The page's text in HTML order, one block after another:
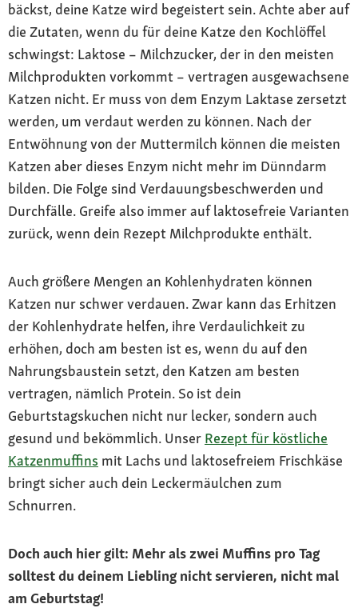
bäckst, deine Katze wird begeistert sein. Achte aber auf
die Zutaten, wenn du für deine Katze den Kochlöffel
schwingst: Laktose – Milchzucker, der in den meisten
Milchprodukten vorkommt – vertragen ausgewachsene
Katzen nicht. Er muss von dem Enzym Laktase zersetzt
werden, um verdaut werden zu können. Nach der
Entwöhnung von der Muttermilch können die meisten
Katzen aber dieses Enzym nicht mehr im Dünndarm
bilden. Die Folge sind Verdauungsbeschwerden und
Durchfälle. Greife also immer auf laktosefreie Varianten
zurück, wenn dein Rezept Milchprodukte enthält.
Auch größere Mengen an Kohlenhydraten können
Katzen nur schwer verdauen. Zwar kann das Erhitzen
der Kohlenhydrate helfen, ihre Verdaulichkeit zu
erhöhen, doch am besten ist es, wenn du auf den
Nahrungsbaustein setzt, den Katzen am besten
vertragen, nämlich Protein. So ist dein
Geburtstagskuchen nicht nur lecker, sondern auch
gesund und bekömmlich. Unser Rezept für köstliche
Katzenmuffins mit Lachs und laktosefreiem Frischkäse
bringt sicher auch dein Leckermäulchen zum
Schnurren.
Doch auch hier gilt: Mehr als zwei Muffins pro Tag
solltest du deinem Liebling nicht servieren, nicht mal
am Geburtstag!